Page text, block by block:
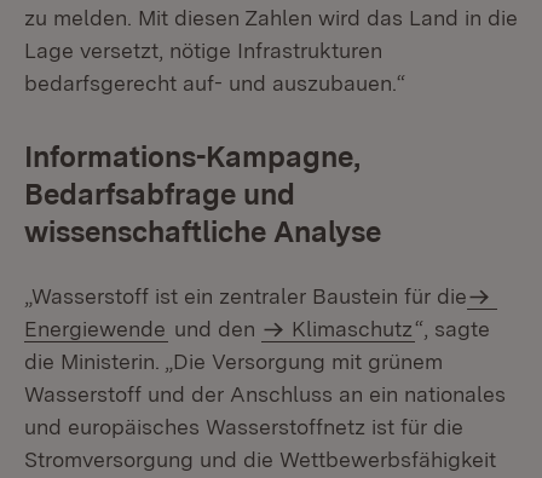
zu melden. Mit diesen Zahlen wird das Land in die
Lage ver­setzt, nötige Infrastrukturen
bedarfsgerecht auf- und auszubauen.“
Informations-Kampagne,
Bedarfsabfrage und
wissenschaftliche Analyse
„Wasserstoff ist ein zentraler Baustein für die
Energiewende und den Klima­schutz“, sagte
die Ministerin. „Die Versorgung mit grünem
Wasserstoff und der Anschluss an ein nationales
und europäisches Wasserstoffnetz ist für die
Strom­versorgung und die Wettbewerbsfähigkeit